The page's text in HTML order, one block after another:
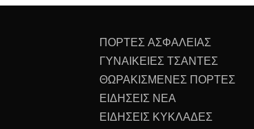
ΠΟΡΤΕΣ ΑΣΦΑΛΕΙΑΣ
ΓΥΝΑΙΚΕΙΕΣ ΤΣΑΝΤΕΣ
ΘΩΡΑΚΙΣΜΕΝΕΣ ΠΟΡΤΕΣ
ΕΙΔΗΣΕΙΣ ΝΕΑ
ΕΙΔΗΣΕΙΣ ΚΥΚΛΑΔΕΣ